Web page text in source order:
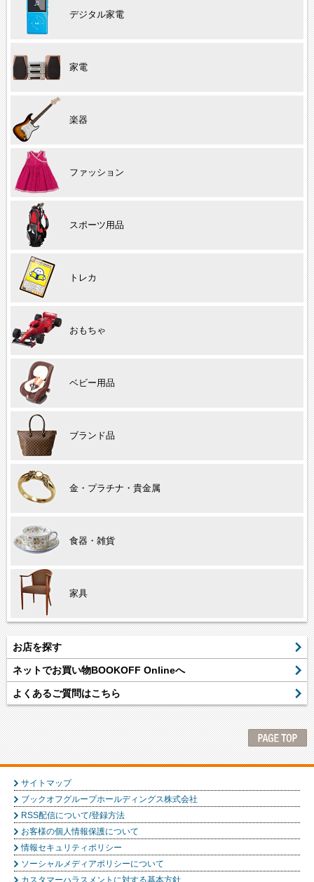
デジタル家電
家電
楽器
ファッション
スポーツ用品
トレカ
おもちゃ
ベビー用品
ブランド品
金・プラチナ・貴金属
食器・雑貨
家具
お店を探す
ネットでお買い物BOOKOFF Onlineへ
よくあるご質問はこちら
サイトマップ
ブックオフグループホールディングス株式会社
RSS配信について/登録方法
お客様の個人情報保護について
情報セキュリティポリシー
ソーシャルメディアポリシーについて
カスタマーハラスメントに対する基本方針